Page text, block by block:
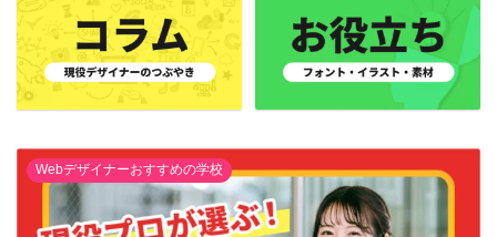
Webデザイナーおすすめの学校